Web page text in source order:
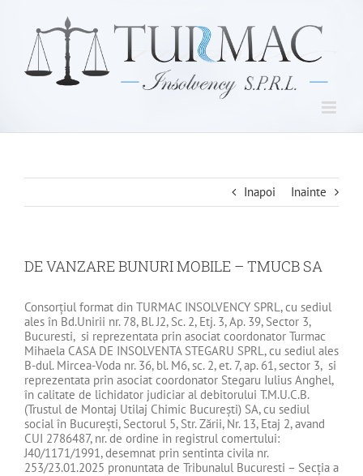
content
Inapoi Inainte
DE VANZARE BUNURI MOBILE – TMUCB SA
Consorțiul format din TURMAC INSOLVENCY SPRL, cu sediul
ales în Bd.Unirii nr. 78, Bl. J2, Sc. 2, Etj. 3, Ap. 39, Sector 3,
Bucuresti, si reprezentata prin asociat coordonator Turmac
Mihaela CASA DE INSOLVENTA STEGARU SPRL, cu sediul ales
B-dul. Mircea-Voda nr. 36, bl. M6, sc. 2, et. 7, ap. 61, sector 3, si
reprezentata prin asociat coordonator Stegaru Iulius Anghel,
în calitate de lichidator judiciar al debitorului T.M.U.C.B.
(Trustul de Montaj Utilaj Chimic București) SA, cu sediul
social în Bucureşti, Sectorul 5, Str. Zării, Nr. 13, Etaj 2, avand
CUI 2786487, nr. de ordine in registrul comertului:
J40/1171/1991, desemnat prin sentinta civila nr.
253/23.01.2025 pronuntata de Tribunalul Bucuresti – Secţia a